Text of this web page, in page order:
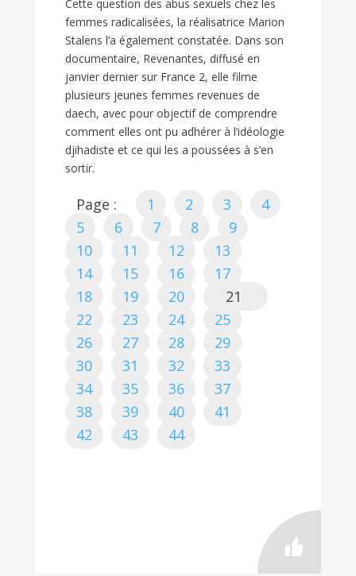
Cette question des abus sexuels chez les
femmes radicalisées, la réalisatrice Marion
Stalens l’a également constatée. Dans son
documentaire, Revenantes, diffusé en
janvier dernier sur France 2, elle filme
plusieurs jeunes femmes revenues de
daech, avec pour objectif de comprendre
comment elles ont pu adhérer à l’idéologie
djihadiste et ce qui les a poussées à s’en
sortir.
Page : 1 2 3
4
5
6 7 8
9
10
11 12
13
14
15 16
17
18
19 20
21
22
23 24
25
26
27 28
29
30
31 32
33
34
35 36
37
38
39 40
41
42
43 44